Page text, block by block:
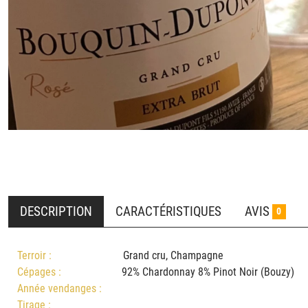
DESCRIPTION CARACTÉRISTIQUES AVIS 0
Terroir :
Grand cru, Champagne
Cépages : 92% Chardonnay 8% Pinot Noir
Année vendanges :
Tirage :